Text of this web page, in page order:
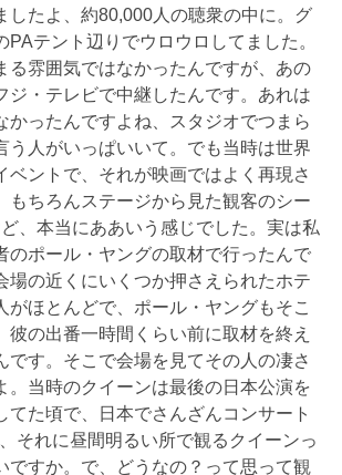
したよ、約80,000人の聴衆の中に。グ
PAテント辺りでウロウロしてました。
る雰囲気ではなかったんですが、あの
ジ・テレビで中継したんです。あれは
かったんですよね、スタジオでつまら
う人がいっぱいいて。でも当時は世界
ベントで、それが映画ではよく再現さ
もちろんステージから見た観客のシー
、本当にああいう感じでした。実は私
のポール・ヤングの取材で行ったんで
場の近くにいくつか押さえられたホテ
がほとんどで、ポール・ヤングもそこ
彼の出番一時間くらい前に取材を終え
です。そこで会場を見てその人の凄さ
。当時のクイーンは最後の日本公演を
てた頃で、日本でさんざんコンサート
それに昼間明るい所で観るクイーンっ
ですか。で、どうなの？って思って観